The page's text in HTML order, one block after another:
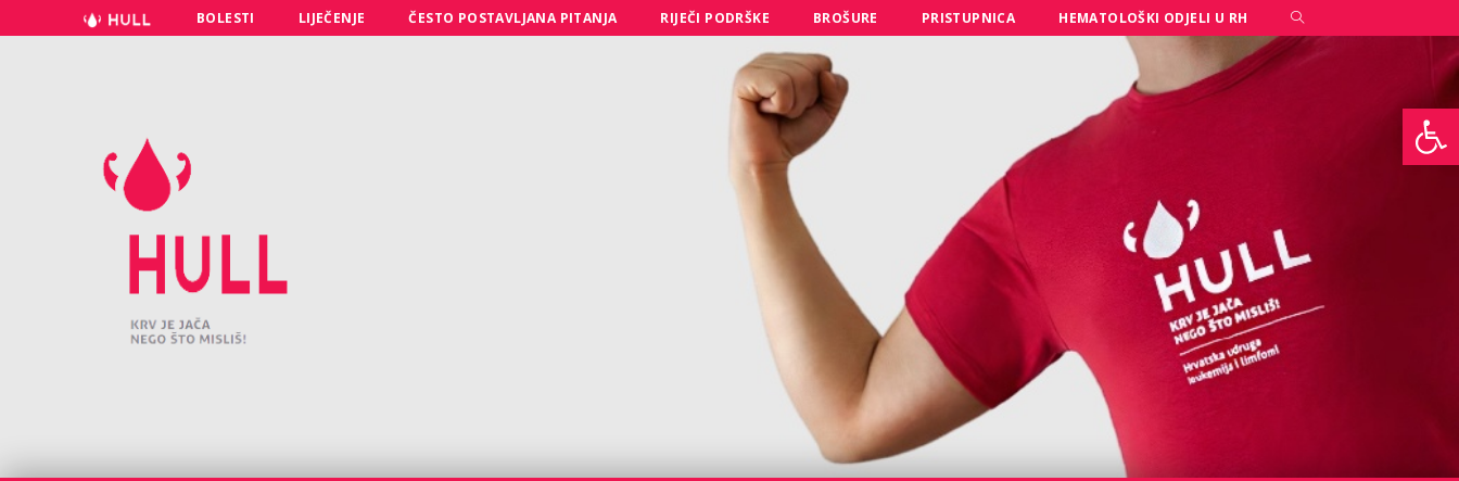
Open toolbar
BOLESTI LIJEČENJE ČESTO POSTAVLJANA PITANJA RIJEČI PODRŠKE BROŠURE PRISTUPNICA HEMATOLOŠKI ODJELI U RH